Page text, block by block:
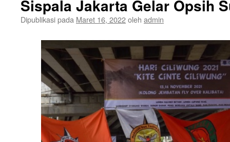
Sispala Jakarta Gelar Opsih
Dipublikasi pada Maret 16, 2022oleh admin